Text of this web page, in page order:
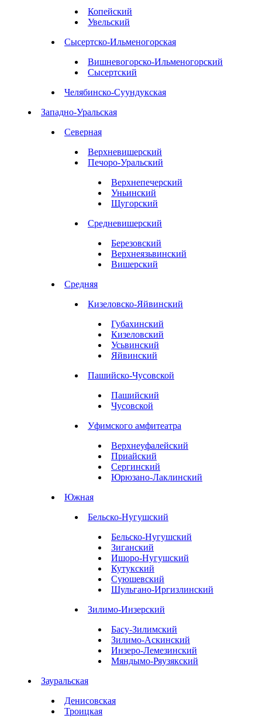
Копейский
Увельский
Сысертско-Ильменогорская
Вишневогорско-Ильменогорский
Сысертский
Челябинско-Суундукская
Западно-Уральская
Северная
Верхневишерский
Печоро-Уральский
Верхнепечерский
Уньинский
Щугорский
Средневишерский
Березовский
Верхнеязьвинский
Вишерский
Средняя
Кизеловско-Яйвинский
Губахинский
Кизеловский
Усьвинский
Яйвинский
Пашийско-Чусовской
Пашийский
Чусовской
Уфимского амфитеатра
Верхнеуфалейский
Приайский
Сергинский
Юрюзано-Лаклинский
Южная
Бельско-Нугушский
Бельско-Нугушский
Зиганский
Ишоро-Нугушский
Кутукский
Суюшевский
Шульгано-Иргизлинский
Зилимо-Инзерский
Басу-Зилимский
Зилимо-Аскинский
Инзеро-Лемезинский
Мяндымо-Ряузякский
Зауральская
Денисовская
Троицкая